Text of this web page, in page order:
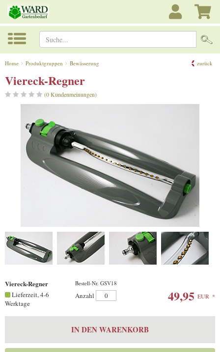
Suche...
Home Produktgruppen Bewässerung zurück
Viereck-Regner
(0 Kundenmeinungen)
Viereck-Regner Bestell-Nr. GSV18
Lieferzeit, 4-6
Werktage
Anzahl 49,95 EUR *
IN DEN WARENKORB